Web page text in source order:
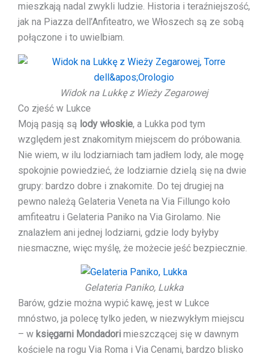
mieszkają nadal zwykli ludzie. Historia i teraźniejszość,
jak na Piazza dell’Anfiteatro, we Włoszech są ze sobą
połączone i to uwielbiam.
Widok na Lukkę z Wieży Zegarowej
Co zjeść w Lukce
Moją pasją są lody włoskie, a Lukka pod tym
względem jest znakomitym miejscem do próbowania.
Nie wiem, w ilu lodziarniach tam jadłem lody, ale mogę
spokojnie powiedzieć, że lodziarnie dzielą się na dwie
grupy: bardzo dobre i znakomite. Do tej drugiej na
pewno należą Gelateria Veneta na Via Fillungo koło
amfiteatru i Gelateria Paniko na Via Girolamo. Nie
znalazłem ani jednej lodziarni, gdzie lody byłyby
niesmaczne, więc myślę, że możecie jeść bezpiecznie.
Gelateria Paniko, Lukka
Barów, gdzie można wypić kawę, jest w Lukce
mnóstwo, ja polecę tylko jeden, w niezwykłym miejscu
– w księgarni Mondadori mieszczącej się w dawnym
kościele na rogu Via Roma i Via Cenami, bardzo blisko